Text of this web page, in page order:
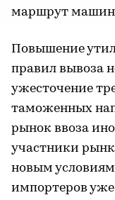
маршрут
Повышение
правил вывоза
ужесточение
таможенных
рынок ввоза
участники
новым
импортеров